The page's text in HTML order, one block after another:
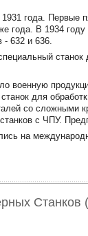
года. Первые
года. В 1934
632 и 636.
станок
военную
для
со сложными
с ЧПУ.
на